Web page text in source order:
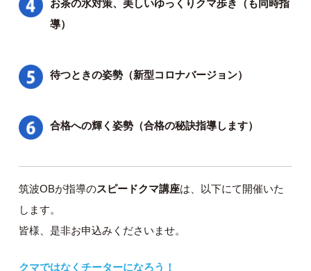
お茶の水対策、美しいゆっくりクマ歩き（も同時指
導）
待つときの姿勢（新型コロナバージョン）
合格への輝く姿勢（合格の秘訣指導します）
筑波OBが指導のスピードクマ講座は、以下にて開催いた
します。
皆様、是非お申込みくださいませ。
クマではなくチーターになろう！